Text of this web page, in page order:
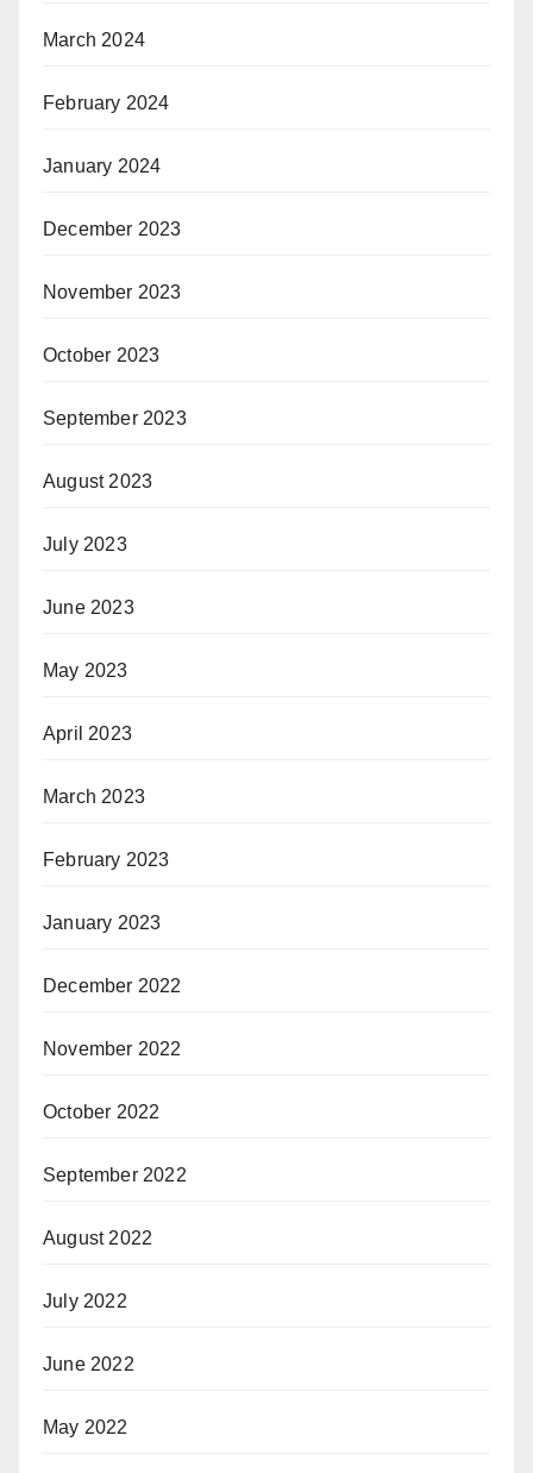
March 2024
February 2024
January 2024
December 2023
November 2023
October 2023
September 2023
August 2023
July 2023
June 2023
May 2023
April 2023
March 2023
February 2023
January 2023
December 2022
November 2022
October 2022
September 2022
August 2022
July 2022
June 2022
May 2022